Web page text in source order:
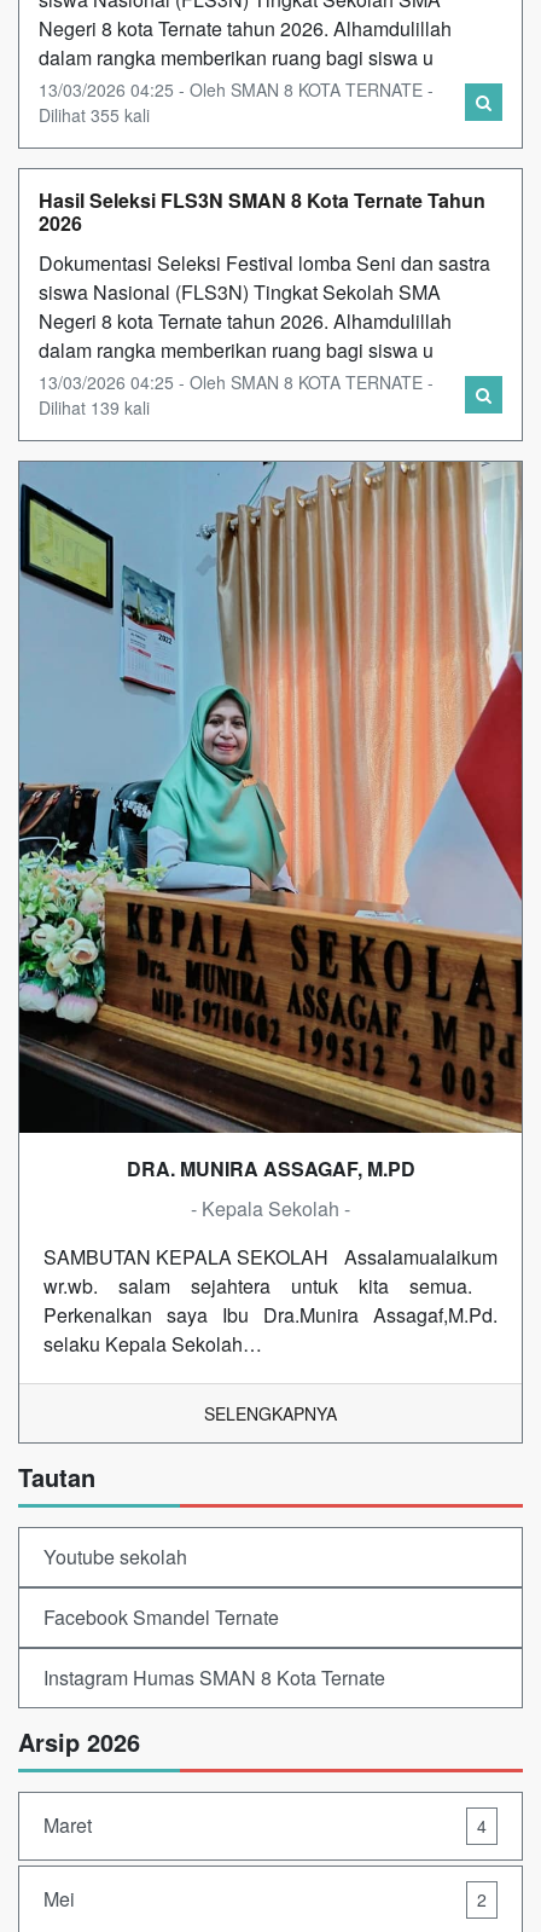
Negeri 8 kota Ternate tahun 2026. Alhamdulillah
dalam rangka memberikan ruang bagi siswa u
13/03/2026 04:25 - Oleh SMAN 8 KOTA TERNATE -
Dilihat 355 kali
Hasil Seleksi FLS3N SMAN 8 Kota Ternate Tahun
2026
Dokumentasi Seleksi Festival lomba Seni dan sastra
siswa Nasional (FLS3N) Tingkat Sekolah SMA
Negeri 8 kota Ternate tahun 2026. Alhamdulillah
dalam rangka memberikan ruang bagi siswa u
13/03/2026 04:25 - Oleh SMAN 8 KOTA TERNATE -
Dilihat 139 kali
DRA. MUNIRA ASSAGAF, M.PD
- Kepala Sekolah -
SAMBUTAN KEPALA SEKOLAH Assalamualaikum
wr.wb. salam sejahtera untuk kita semua.
Perkenalkan saya Ibu Dra.Munira Assagaf,M.Pd.
selaku Kepala Sekolah…
SELENGKAPNYA
Tautan
Youtube sekolah
Facebook Smandel Ternate
Instagram Humas SMAN 8 Kota Ternate
Arsip 2026
Maret 4
Mei 2